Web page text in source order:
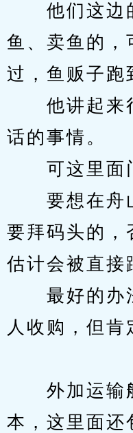
他们这边
鱼、卖鱼的，
过，鱼贩子跑
他讲起来
话的事情。
可这里面门
要想在舟
要拜码头的，
估计会被直接
最好的办法
人收购，但肯
外加运输
本，这里面还